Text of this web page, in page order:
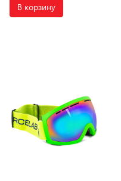
В корзину